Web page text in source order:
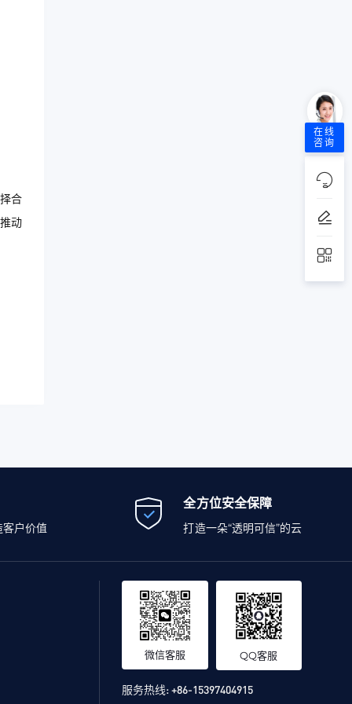
合
动
客户价值
全方位安全保障
打造一朵“透明可信”的云
微信客服 QQ客服
服务热线:+86-15397404915
在线
咨询